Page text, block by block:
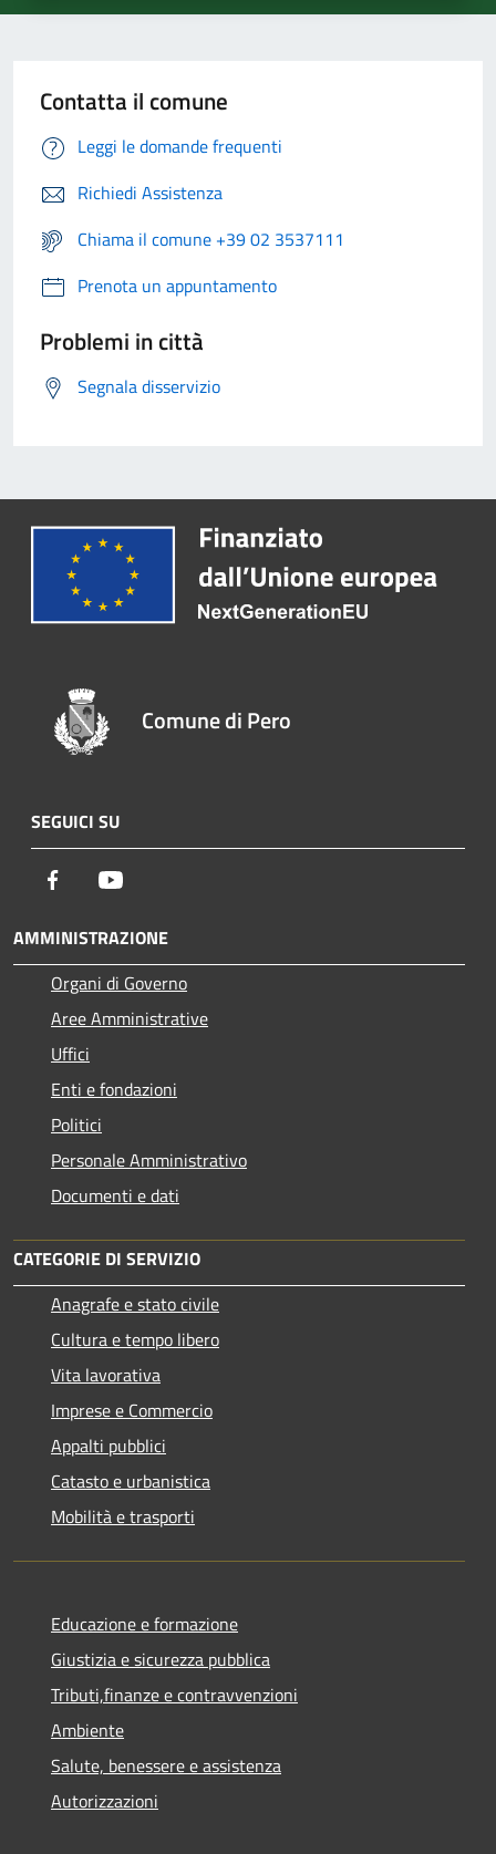
Contatta il comune
Leggi le domande frequenti
Richiedi Assistenza
Chiama il comune +39 02 3537111
Prenota un appuntamento
Problemi in città
Segnala disservizio
Comune di Pero
SEGUICI SU
Facebook
AMMINISTRAZIONE
Organi di Governo
Aree Amministrative
Uffici
Enti e fondazioni
Politici
Personale Amministrativo
Documenti e dati
CATEGORIE DI SERVIZIO
Anagrafe e stato civile
Cultura e tempo libero
Vita lavorativa
Imprese e Commercio
Appalti pubblici
Catasto e urbanistica
Mobilità e trasporti
Educazione e formazione
Giustizia e sicurezza pubblica
Tributi,finanze e contravvenzioni
Ambiente
Salute, benessere e assistenza
Autorizzazioni